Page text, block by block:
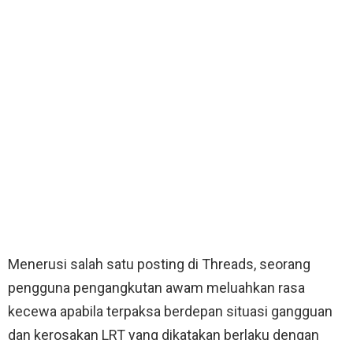
Menerusi salah satu posting di Threads, seorang
pengguna pengangkutan awam meluahkan rasa
kecewa apabila terpaksa berdepan situasi gangguan
dan kerosakan LRT yang dikatakan berlaku dengan